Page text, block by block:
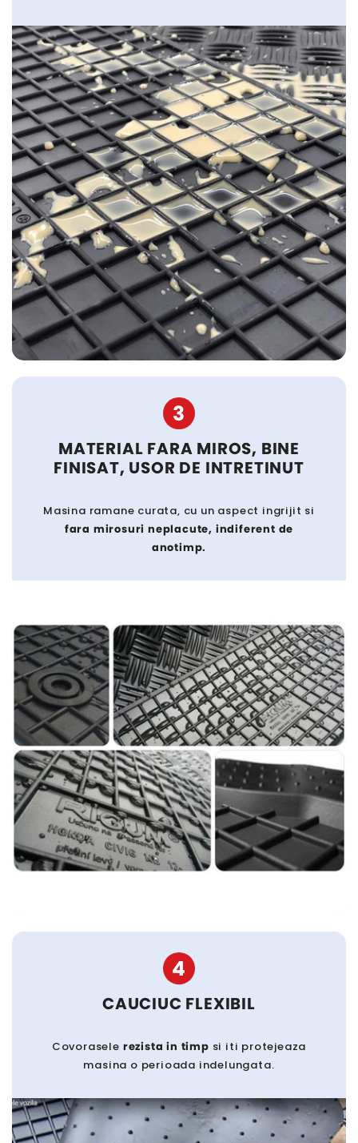
3
MATERIAL FARA MIROS, BINE
FINISAT, USOR DE INTRETINUT
Masina ramane curata, cu un aspect ingrijit si
fara mirosuri neplacute, indiferent de
anotimp.
4
CAUCIUC FLEXIBIL
Covorasele rezista in timp si iti protejeaza
masina o perioada indelungata.